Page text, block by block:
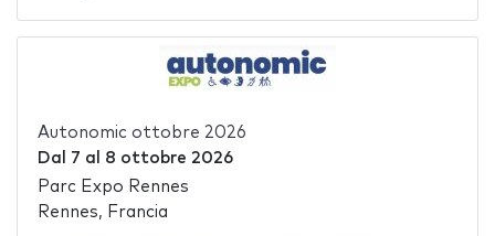
Autonomic ottobre 2026
Dal 7 al 8 ottobre 2026
Parc Expo Rennes
Rennes, Francia